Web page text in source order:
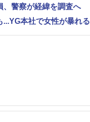
、警察が経緯を調査へ
本社で女性が暴れる